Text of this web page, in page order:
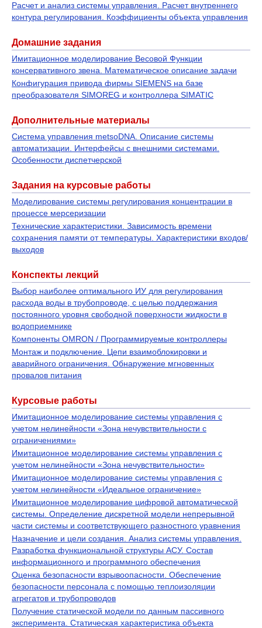
Расчет и анализ системы управления. Расчет внутреннего
контура регулирования. Коэффициенты объекта управления
Домашние задания
Имитационное моделирование Весовой Функции
консервативного звена. Математическое описание задачи
Конфигурация привода фирмы SIEMENS на базе
преобразователя SIMOREG и контроллера SIMATIC
Дополнительные материалы
Система управления metsoDNA. Описание системы
автоматизации. Интерфейсы с внешними системами.
Особенности диспетчерской
Задания на курсовые работы
Моделирование системы регулирования концентрации в
процессе мерсеризации
Технические характеристики. Зависимость времени
сохранения памяти от температуры. Характеристики входов/
выходов
Конспекты лекций
Выбор наиболее оптимального ИУ для регулирования
расхода воды в трубопроводе, с целью поддержания
постоянного уровня свободной поверхности жидкости в
водоприемнике
Компоненты OMRON / Программируемые контроллеры
Монтаж и подключение. Цепи взаимоблокировки и
аварийного ограничения. Обнаружение мгновенных
провалов питания
Курсовые работы
Имитационное моделирование системы управления с
учетом нелинейности «Зона нечувствительности с
ограничениями»
Имитационное моделирование системы управления с
учетом нелинейности «Зона нечувствительности»
Имитационное моделирование системы управления с
учетом нелинейности «Идеальное ограничение»
Имитационное моделирование цифровой автоматической
системы. Определение дискретной модели непрерывной
части системы и соответствующего разностного уравнения
Назначение и цели создания. Анализ системы управления.
Разработка функциональной структуры АСУ. Состав
информационного и программного обеспечения
Оценка безопасности взрывоопасности. Обеспечение
безопасности персонала с помощью теплоизоляции
агрегатов и трубопроводов
Получение статической модели по данным пассивного
эксперимента. Статическая характеристика объекта